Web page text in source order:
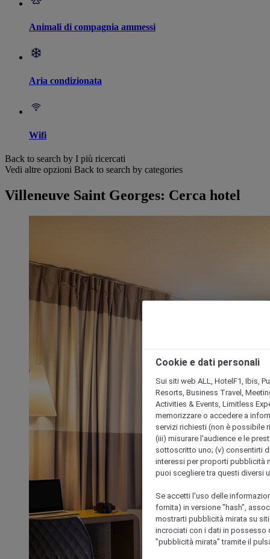
Animali di compagnia ammessi
Aria condizionata
Wifi
Back to search by I più ricercati
Vedi altre opzioni Back to search by categories
Villeneuve Saint Georges: Cerca hotel
Cookie e dati personali
Sui siti web ALL, HotelF1, Ibis,
Resorts, Business Travel,
Activities & Events, Limitless
memorizzare o accedere a
servizi richiesti (non è possibile
(iii) misurare l'audience e le
sottoscritto uno; (v) consentirti
interessi per proporti pubblicità
puoi scegliere tra questi diversi
Se accetti l'uso delle
fornita) in versione "hash",
mostrarti pubblicità mirata su
incrociati con i dati in possesso
"pubblicità mirata" tramite il